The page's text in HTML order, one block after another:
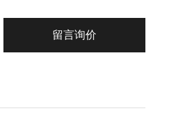
留言询价